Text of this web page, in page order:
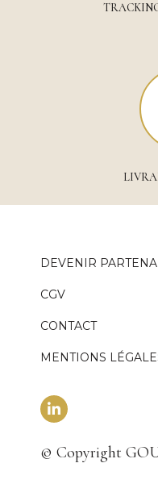
DEVENIR
CGV
CONTACT
MENTIONS
© Copyright